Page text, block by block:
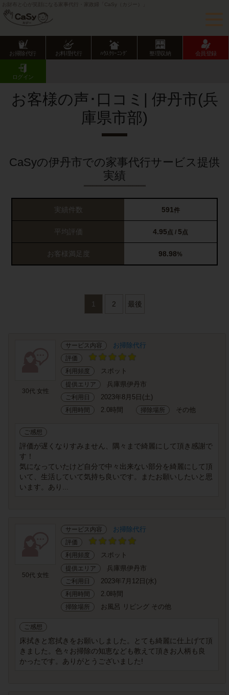
お財布と心が笑顔になる家事代行・家政婦「CaSy（カジー）」
お掃除代行 お料理代行 ﾊｳｽｸﾘｰﾆﾝｸﾞ 整理収納 会員登録
ログイン
CaSy TOP
お客様の声･口コミ一覧
お客様の声･口コミ| 伊丹市(兵
庫県市部)
CaSyの伊丹市での家事代行サービス提供
実績
実績件数 591件
平均評価 4.95 点 / 5 点
お客様満足度 98.98%
1 2 最後
30代 女性
サービス内容 お掃除代行
評価
利用頻度
スポット
提供エリア 兵庫県伊丹市
ご利用日 2023年8月5日(土)
利用時間 2.0時間 掃除場所 その他
ご感想
評価が遅くなりすみません、隅々まで綺麗にして頂き感謝で
す！
気になっていたけど自分で中々出来ない部分を綺麗にして頂
いて、生活していて気持ち良いです。またお願いしたいと思
います。あり...
50代 女性
サービス内容 お掃除代行
評価
利用頻度
スポット
提供エリア 兵庫県伊丹市
ご利用日 2023年7月12日(水)
利用時間 2.0時間
掃除場所 お風呂 リビング その他
ご感想
床拭きと窓拭きをお願いしました。とても綺麗に仕上げて頂
きました。色々お掃除の知恵なども教えて頂きお人柄も良
かったです。ありがとうございました!